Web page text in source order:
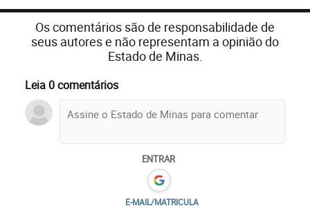
Os comentários são de responsabilidade de
seus autores e não representam a opinião do
Estado de Minas.
Leia 0 comentários
ENTRAR
E-MAIL/MATRICULA